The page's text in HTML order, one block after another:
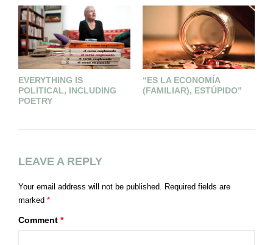
EVERYTHING IS
POLITICAL, INCLUDING
POETRY
“ES LA ECONOMÍA
(FAMILIAR), ESTÚPIDO”
LEAVE A REPLY
Your email address will not be published. Required fields are
marked *
Comment *